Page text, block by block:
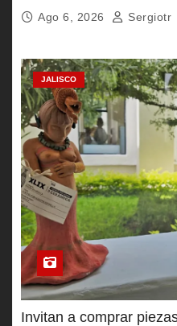
Ago 6, 2026 Sergiotr
JALISCO
Invitan a comprar